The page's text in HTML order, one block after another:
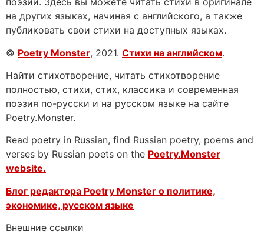
на других языках, начиная с английского, а также
публиковать свои стихи на доступных языках.
© Poetry Monster, 2021. Стихи на английском.
Найти стихотворение, читать стихотворение
полностью, стихи, стих, классика и современная
поэзия по-русски и на русском языке на сайте
Poetry.Monster.
Read poetry in Russian, find Russian poetry, poems and
verses by Russian poets on the Poetry.Monster
website.
Блог редактора Poetry Monster о политике,
экономике, русском языке
Внешние ссылки